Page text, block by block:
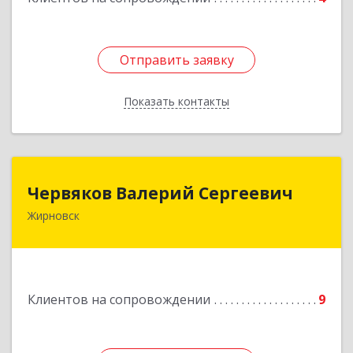
Отправить заявку
Показать контакты
Отправить заявку
Назад
Червяков Валерий Сергеевич
Жирновск
Клиентов на сопровождении 9
Червяков Валерий Сергеевич
Подробнее